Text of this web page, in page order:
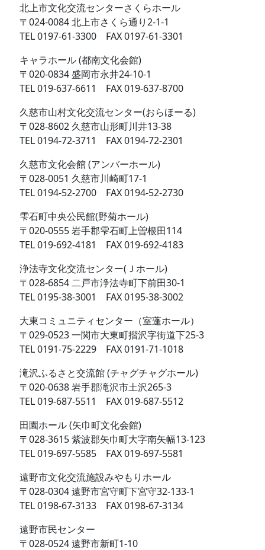
北上市文化交流センターさくらホール
〒024-0084 北上市さくら通り2-1-1
TEL 0197-61-3300 FAX 0197-61-3301
キャラホール (都南文化会館)
〒020-0834 盛岡市永井24-10-1
TEL 019-637-6611 FAX 019-637-8700
久慈市山村文化交流センター(おらほーる)
〒028-8602 久慈市山形町川井13-38
TEL 0194-72-3711 FAX 0194-72-2301
久慈市文化会館 (アンバーホール)
〒028-0051 久慈市川崎町17-1
TEL 0194-52-2700 FAX 0194-52-2730
雫石町中央公民館(野菊ホール)
〒020-0555 岩手郡雫石町上曽根田114
TEL 019-692-4181 FAX 019-692-4183
浄法寺文化交流センター(Ｊホール)
〒028-6854 二戸市浄法寺町下前田30-1
TEL 0195-38-3001 FAX 0195-38-3002
大東コミュニティセンター（室蓬ホール）
〒029-0523 一関市大東町摺沢字街道下25-3
TEL 0191-75-2229 FAX 0191-71-1018
滝沢ふるさと交流館 (チャグチャグホール)
〒020-0638 岩手郡滝沢市土沢265-3
TEL 019-687-5511 FAX 019-687-5512
田園ホール (矢巾町文化会館)
〒028-3615 紫波郡矢巾町大字南矢幅13-123
TEL 019-697-5585 FAX 019-697-5581
遠野市文化交流施設みやもりホール
〒028-0304 遠野市宮守町下宮守32-133-1
TEL 0198-67-3133 FAX 0198-67-3134
遠野市民センター
〒028-0524 遠野市新町1-10